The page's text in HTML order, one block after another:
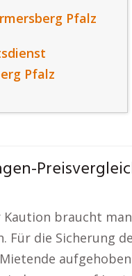
Pfalz
Pfalz
Kaution braucht
Für die Sicherung